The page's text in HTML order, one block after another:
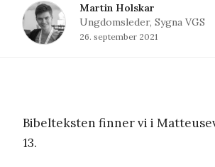
Martin Holskar
Ungdomsleder, Sygna VGS
26. september 2021
Bibelteksten finner vi i
13.